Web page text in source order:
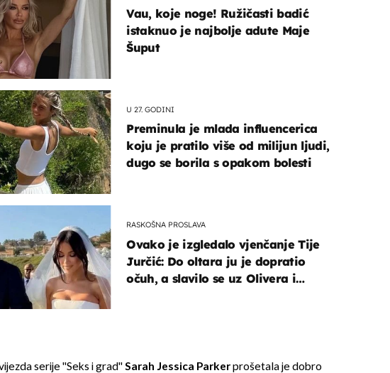
Vau, koje noge! Ružičasti badić
istaknuo je najbolje adute Maje
Šuput
U 27. GODINI
Preminula je mlada influencerica
koju je pratilo više od milijun ljudi,
dugo se borila s opakom bolesti
RASKOŠNA PROSLAVA
Ovako je izgledalo vjenčanje Tije
Jurčić: Do oltara ju je dopratio
očuh, a slavilo se uz Olivera i
serije ''Seks i grad''Sarah Jessica Parkerprošetala je dobro